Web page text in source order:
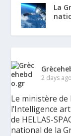
La
2 days ago
Le ministère
l’Intelligence
de HELLAS-
national de la